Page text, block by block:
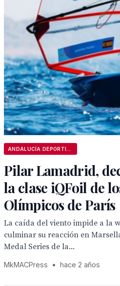
Pilar Lamadrid,
la clase iQFoil de
Olímpicos de París
La caída del viento impide a la
culminar su reacción en
Medal Series de la...
MkMACPress • hace 2 años